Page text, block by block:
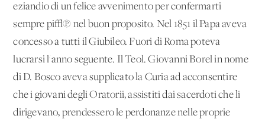
eziandio di un felice avvenimento per confermarti
sempre pi√π nel buon proposito. Nel 1851 il Papa aveva
concesso a tutti il Giubileo. Fuori di Roma poteva
lucrarsi l'anno seguente. Il Teol. Giovanni Borel in nome
di D. Bosco aveva supplicato la Curia ad acconsentire
che i giovani degli Oratorii, assistiti dai sacerdoti che li
dirigevano, prendessero le perdonanze nelle proprie